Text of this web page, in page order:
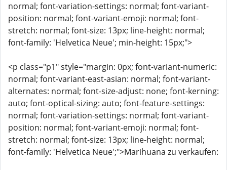
normal; font-variation-settings: normal; font-variant-
position: normal; font-variant-emoji: normal; font-
stretch: normal; font-size: 13px; line-height: normal;
font-family: 'Helvetica Neue'; min-height: 15px;">
<p class="p1" style="margin: 0px; font-variant-numeric:
normal; font-variant-east-asian: normal; font-variant-
alternates: normal; font-size-adjust: none; font-kerning:
auto; font-optical-sizing: auto; font-feature-settings:
normal; font-variation-settings: normal; font-variant-
position: normal; font-variant-emoji: normal; font-
stretch: normal; font-size: 13px; line-height: normal;
font-family: 'Helvetica Neue';">Marihuana zu verkaufen: